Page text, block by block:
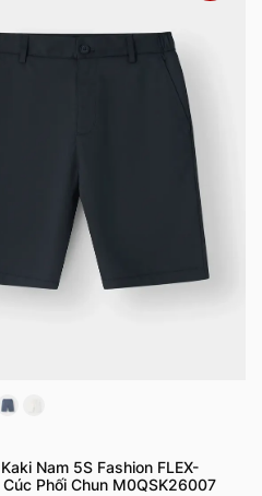
Nam 5S Fashion FLEX-
Phối Chun M0QSK26007